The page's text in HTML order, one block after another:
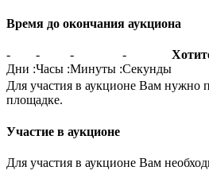
Время до окончания аукциона
-
Дни :
-
Часы :
-
Минуты :
-
Секунды
Для участия в аукционе Вам нужно
площадке.
Участие в аукционе
Для участия в аукционе Вам